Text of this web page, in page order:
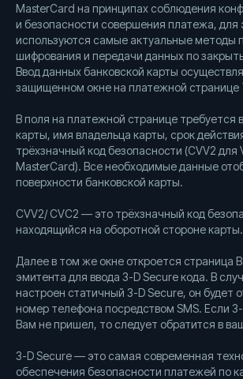
MasterCard на принципах соблюдения
и безопасности совершения платежа, для
используются самые актуальные методы
шифрования и передачи данных по
Ввод данных банковской карты
защищенном окне на платежной странице
В поля на платежной странице требуется
карты, имя владельца карты, срок
трёхзначный код безопасности (CVV2 для
MasterCard). Все необходимые данные
поверхности банковской карты.
CVV2/ CVC2 — это трёхзначный код
находящийся на оборотной стороне карты.
Далее в том же окне откроется страница
эмитента для ввода 3-D Secure кода. В
настроен статичный 3-D Secure, он будет
номер телефона посредством SMS. Если
Вам не пришел, то следует обратится в
3-D Secure — это самая современная
обеспечения безопасности платежей по